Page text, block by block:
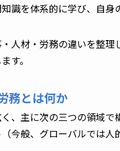
識を体系的に学び、自身
人材・労務の違いを整
す。
務とは何か
、主に次の三つの領域で
今般、グローバルでは人